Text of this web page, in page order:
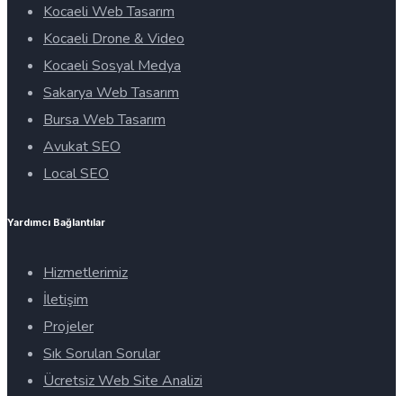
Kocaeli Web Tasarım
Kocaeli Drone & Video
Kocaeli Sosyal Medya
Sakarya Web Tasarım
Bursa Web Tasarım
Avukat SEO
Local SEO
Yardımcı Bağlantılar
Hizmetlerimiz
İletişim
Projeler
Sık Sorulan Sorular
Ücretsiz Web Site Analizi